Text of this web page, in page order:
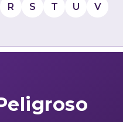
R S T U
V